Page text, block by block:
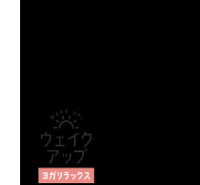
yoggy store